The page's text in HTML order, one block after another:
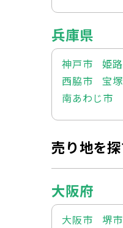
兵庫県
神戸市 姫
西脇市
宝
南あわじ市
売り地を
大阪府
大阪市 堺市